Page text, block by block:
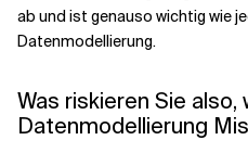
ab und ist genauso wichtig wie
Datenmodellierung.
Was riskieren Sie also,
Datenmodellierung